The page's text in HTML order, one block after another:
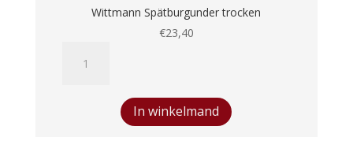
Wittmann Spätburgunder trocken
€23,40
Spätburgunder
In winkelmand